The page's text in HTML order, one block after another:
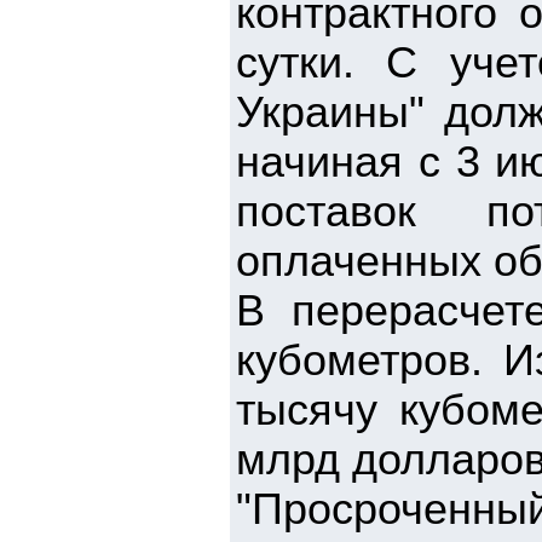
сутки. С
Украины"
начиная с 3
поставок
оплаченных
В
кубометров.
тысячу
млрд